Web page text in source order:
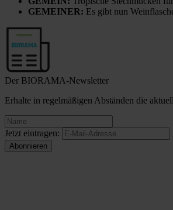
GEMEINER: Es gibt nun
Der BIORAMA-Newsletter
Erhalte in regelmäßigen Abständen die
Jetzt eintragen: